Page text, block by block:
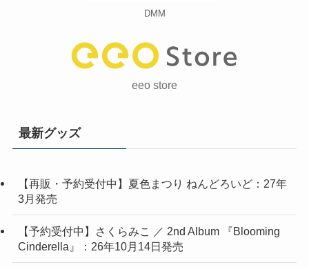
DMM
eeo store
最新グッズ
【再販・予約受付中】夏色まつり ねんどろいど：27年
3月発売
【予約受付中】さくらみこ ／ 2nd Album 『Blooming
Cinderella』：26年10月14日発売